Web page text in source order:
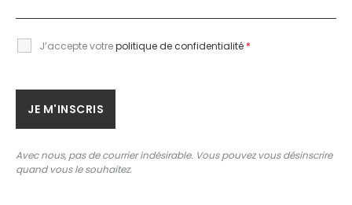
J’accepte votrepolitique de confidentialité *
Avec nous, pas de courrier indésirable. Vous pouvez vous désinscrire
quand vous le souhaitez.